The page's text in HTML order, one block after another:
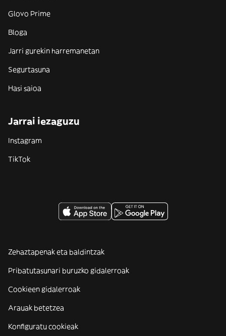
Glovo Prime
Bloga
Jarri gurekin harremanetan
Segurtasuna
Hasi saioa
Jarrai iezaguzu
Instagram
TikTok
Zehaztapenak eta baldintzak
Pribatutasunari buruzko gidalerroak
Cookieen gidalerroak
Arauak betetzea
Konfiguratu cookieak